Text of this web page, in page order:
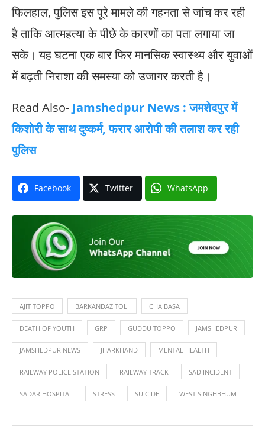
फिलहाल, पुलिस इस पूरे मामले की गहनता से जांच कर रही
है ताकि आत्महत्या के पीछे के कारणों का पता लगाया जा
सके। यह घटना एक बार फिर मानसिक स्वास्थ्य और युवाओं
में बढ़ती निराशा की समस्या को उजागर करती है।
Read Also- Jamshedpur News : जमशेदपुर में
किशोरी के साथ दुष्कर्म, फरार आरोपी की तलाश कर रही
पुलिस
Facebook Twitter WhatsApp
AJIT TOPPO BARKANDAZ TOLI CHAIBASA
DEATH OF YOUTH GRP GUDDU TOPPO JAMSHEDPUR
JAMSHEDPUR NEWS JHARKHAND MENTAL HEALTH
RAILWAY POLICE STATION RAILWAY TRACK SAD INCIDENT
SADAR HOSPITAL STRESS SUICIDE WEST SINGHBHUM